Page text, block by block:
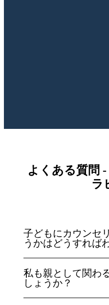
よくある質問
ラ
子どもにカウンセ
うかはどうすれば
私も親として関わ
しょうか？